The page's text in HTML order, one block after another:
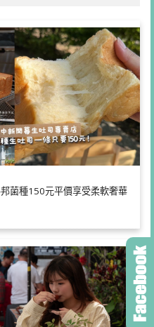
菌種150元平價享受柔軟奢華